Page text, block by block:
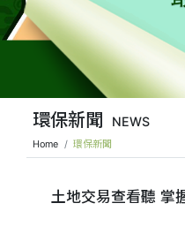
環保新聞 NEWS
Home 環保新聞
土地交易查看聽 掌